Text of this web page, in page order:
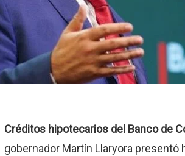
Créditos hipotecarios del Banco de
gobernador Martín Llaryora